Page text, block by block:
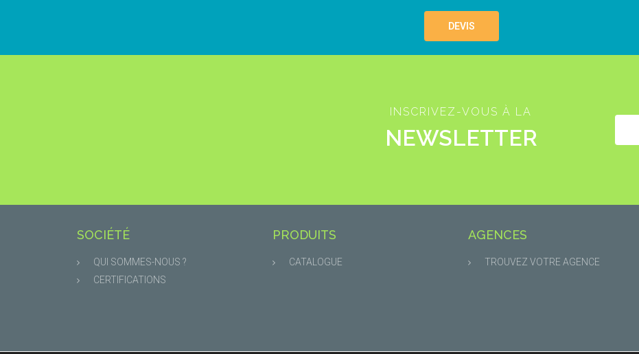
DEVIS
INSCRIVEZ-VOUS À LA
NEWSLETTER
SOCIÉTÉ
QUI SOMMES-NOUS ?
CERTIFICATIONS
PRODUITS
CATALOGUE
AGENCES
TROUVEZ VOTRE AGENCE